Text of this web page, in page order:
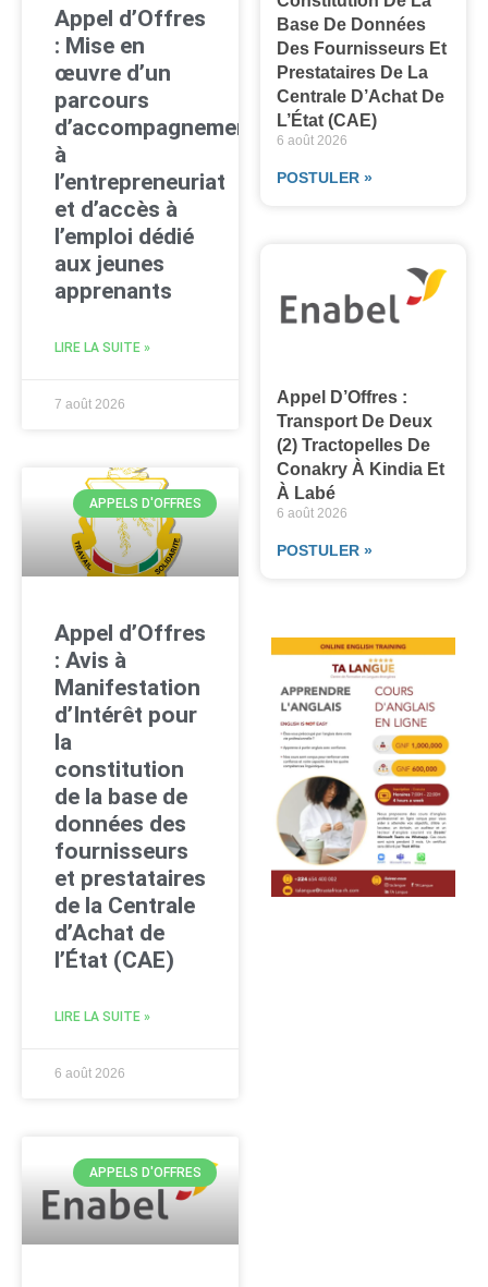
Appel d’Offres
: Mise en
œuvre d’un
parcours
d’accompagnement
à
l’entrepreneuriat
et d’accès à
l’emploi dédié
aux jeunes
apprenants
LIRE LA SUITE »
7 août 2026
APPELS D'OFFRES
Appel d’Offres
: Avis à
Manifestation
d’Intérêt pour
la
constitution
de la base de
données des
fournisseurs
et prestataires
de la Centrale
d’Achat de
l’État (CAE)
LIRE LA SUITE »
6 août 2026
APPELS D'OFFRES
Base De Données
Des Fournisseurs Et
Prestataires De La
Centrale D’Achat De
L’État (CAE)
6 août 2026
POSTULER »
Appel D’Offres :
Transport De Deux
(2) Tractopelles De
Conakry À Kindia Et
À Labé
6 août 2026
POSTULER »